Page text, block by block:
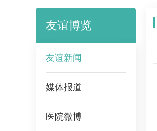
友谊博览
友谊新闻
媒体报道
医院微博